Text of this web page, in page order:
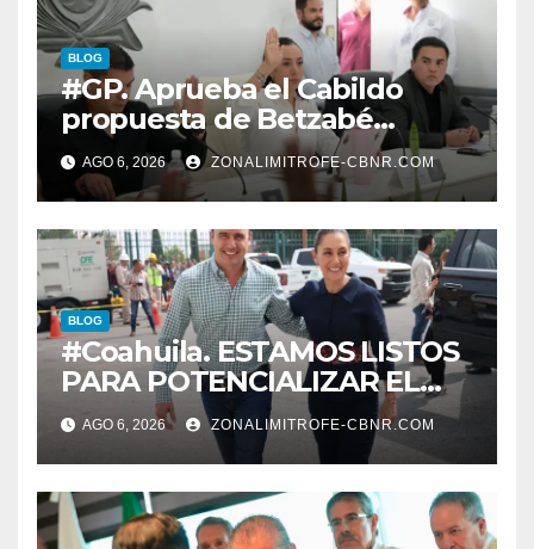
BLOG
#GP. Aprueba el Cabildo
propuesta de Betzabé
Martínez para su primer
informe el día 20 de agosto a
las 11 de la mañana*
AGO 6, 2026 ZONALIMITROFE-CBNR.COM
BLOG
#Coahuila. ESTAMOS LISTOS
PARA POTENCIALIZAR EL
GAS COAHUILA: MANOLO
AGO 6, 2026 ZONALIMITROFE-CBNR.COM